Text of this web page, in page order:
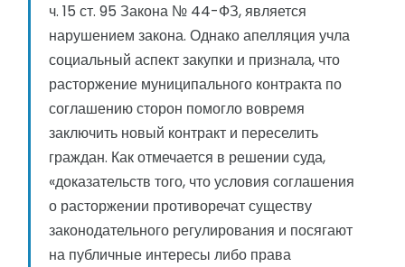
ч. 15 ст. 95 Закона № 44-ФЗ, является
нарушением закона. Однако апелляция учла
социальный аспект закупки и признала, что
расторжение муниципального контракта по
соглашению сторон помогло вовремя
заключить новый контракт и переселить
граждан. Как отмечается в решении суда,
«доказательств того, что условия соглашения
о расторжении противоречат существу
законодательного регулирования и посягают
на публичные интересы либо права